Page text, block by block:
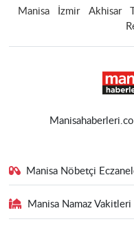
Manisa İzmir Akhisar
Manisa Nöbetçi
Manisa Namaz Vakitleri